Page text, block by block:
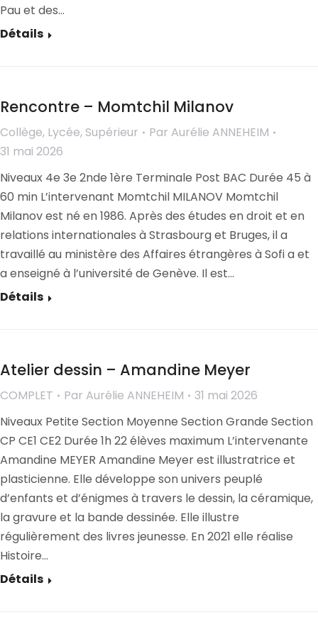
Pau et des…
Détails
Rencontre – Momtchil Milanov
Collège, Lycée, Supérieur Par Aurélie ANNEHEIM
31 mai 2026
Niveaux 4e 3e 2nde 1ère Terminale Post BAC Durée 45 à
60 min L’intervenant Momtchil MILANOV Momtchil
Milanov est né en 1986. Après des études en droit et en
relations internationales à Strasbourg et Bruges, il a
travaillé au ministère des Affaires étrangères à Sofi a et
a enseigné à l’université de Genève. Il est…
Détails
Atelier dessin – Amandine Meyer
COMPLET Par Aurélie ANNEHEIM
31 mai 2026
Niveaux Petite Section Moyenne Section Grande Section
CP CE1 CE2 Durée 1h 22 élèves maximum L’intervenante
Amandine MEYER Amandine Meyer est illustratrice et
plasticienne. Elle développe son univers peuplé
d’enfants et d’énigmes à travers le dessin, la céramique,
la gravure et la bande dessinée. Elle illustre
régulièrement des livres jeunesse. En 2021 elle réalise
Histoire…
Détails